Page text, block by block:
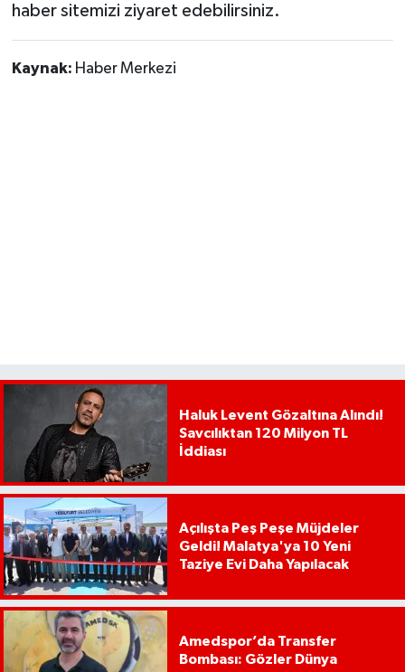
haber sitemizi ziyaret edebilirsiniz.
Kaynak: Haber Merkezi
Haluk Levent Gözaltına Alındı!
Savcılıktan 120 Milyon TL
İddiası
Açılışta Peş Peşe Müjdeler
Geldi! Malatya'ya 10 Yeni
Taziye Evi Daha Yapılacak
Amedspor’da Transfer
Bombası: Gözler Dünya